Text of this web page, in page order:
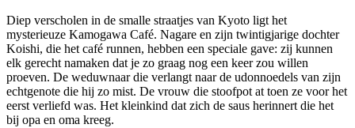
Diep verscholen in de smalle straatjes van Kyoto ligt het
mysterieuze Kamogawa Café. Nagare en zijn twintigjarige dochter
Koishi, die het café runnen, hebben een speciale gave: zij kunnen
elk gerecht namaken dat je zo graag nog een keer zou willen
proeven. De weduwnaar die verlangt naar de udonnoedels van zijn
echtgenote die hij zo mist. De vrouw die stoofpot at toen ze voor het
eerst verliefd was. Het kleinkind dat zich de saus herinnert die het
bij opa en oma kreeg.